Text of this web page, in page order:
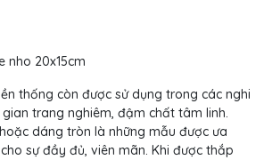
nho 20x15cm
thống còn được sử dụng trong các nghi
trang nghiêm, đậm chất tâm linh.
dáng tròn là những mẫu được ưa
sự đầy đủ, viên mãn. Khi được thắp